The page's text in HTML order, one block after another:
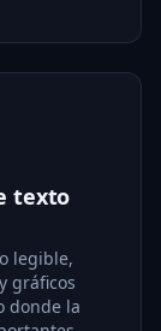
texto
legible,
gráficos
donde la